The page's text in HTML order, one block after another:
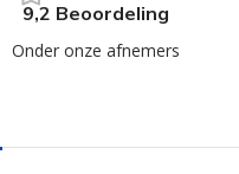
9,2 Beoordeling
Onder onze afnemers